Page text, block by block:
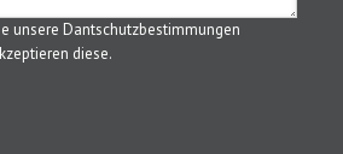
unsere Dantschutzbestimmungen
diese.